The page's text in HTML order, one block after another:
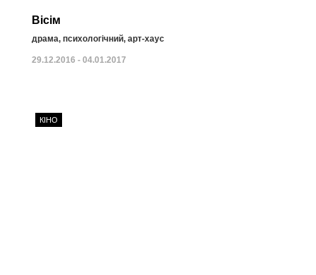
Вісім
драма, психологічний, арт-хаус
29.12.2016 - 04.01.2017
КІНО